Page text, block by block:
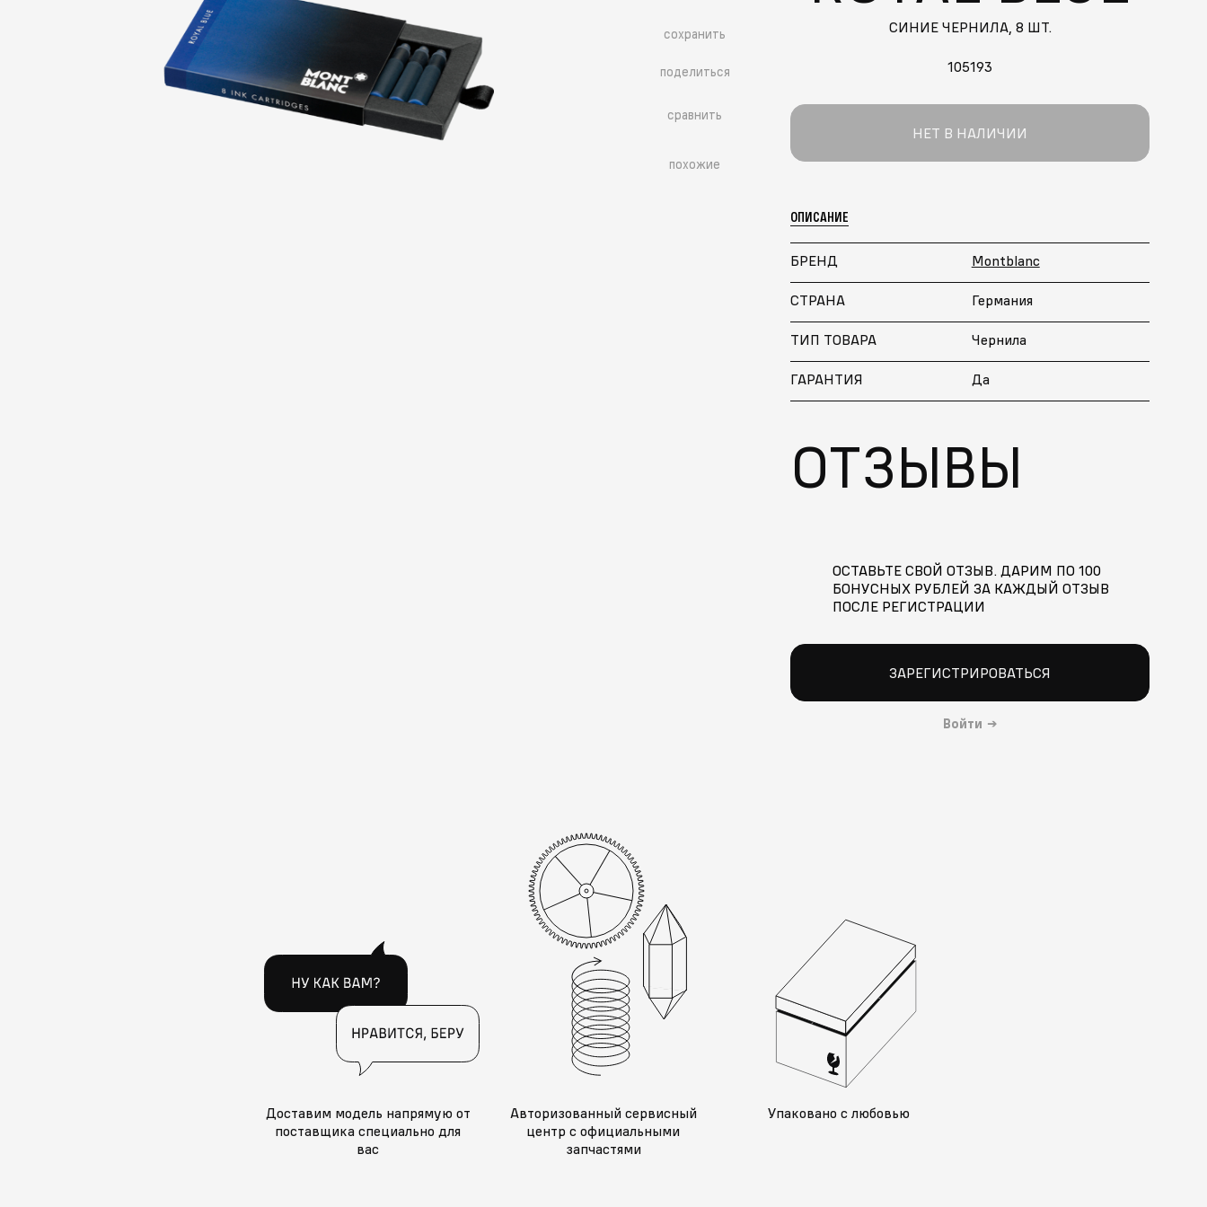
сохранить
поделиться
сравнить
похожие
СИНИЕ ЧЕРНИЛА, 8 ШТ.
105193
НЕТ В НАЛИЧИИ
ОПИСАНИЕ
БРЕНД Montblanc
СТРАНА Германия
ТИП ТОВАРА Чернила
ГАРАНТИЯ Да
ОТЗЫВЫ
ОСТАВЬТЕ СВОЙ ОТЗЫВ. ДАРИМ ПО 100
БОНУСНЫХ РУБЛЕЙ ЗА КАЖДЫЙ ОТЗЫВ
ПОСЛЕ РЕГИСТРАЦИИ
ЗАРЕГИСТРИРОВАТЬСЯ
Войти →
Доставим модель напрямую от
поставщика специально для
вас
Авторизованный сервисный
центр с официальными
запчастями
Упаковано с любовью